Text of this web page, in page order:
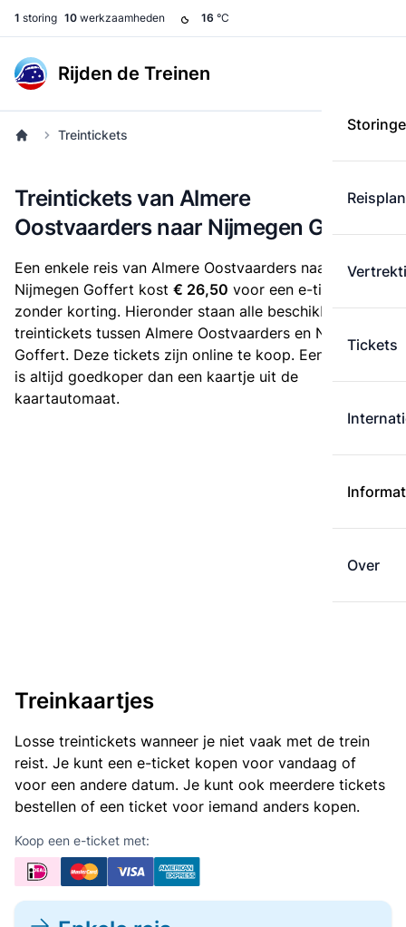
1 storing 10 werkzaamheden 16 °C
Rijden de Treinen
Tickets
Over
Treintickets
Treintickets van Almere
Oostvaarders naar Nijmegen Goffert
Een enkele reis van Almere Oostvaarders naar
Nijmegen Goffert kost € 26,50 voor een e-ticket
zonder korting. Hieronder staan alle beschikbare
treintickets tussen Almere Oostvaarders en Nijmegen
Goffert. Deze tickets zijn online te koop. Een e-ticket
is altijd goedkoper dan een kaartje uit de
kaartautomaat.
Treinkaartjes
Losse treintickets wanneer je niet vaak met de trein
reist. Je kunt een e-ticket kopen voor vandaag of
voor een andere datum. Je kunt ook meerdere tickets
bestellen of een ticket voor iemand anders kopen.
Koop een e-ticket met: